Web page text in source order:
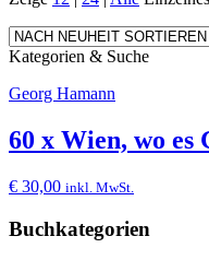
Kategorien & Suche
Georg Hamann
60 x Wien, wo es
€ 30,00 inkl. MwSt.
Buchkategorien